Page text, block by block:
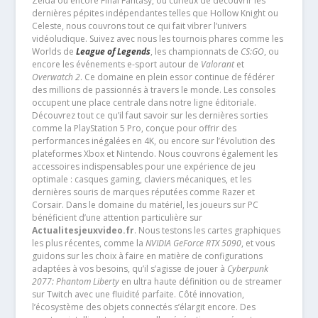
dernières pépites indépendantes telles que Hollow Knight ou
Celeste, nous couvrons tout ce qui fait vibrer l’univers
vidéoludique. Suivez avec nous les tournois phares comme les
Worlds de League of Legends, les championnats de CS:GO, ou
encore les événements e-sport autour de Valorantet
Overwatch 2. Ce domaine en plein essor continue de fédérer
des millions de passionnés à travers le monde. Les consoles
occupent une place centrale dans notre ligne éditoriale.
Découvrez tout ce qu’il faut savoir sur les dernières sorties
comme la PlayStation 5 Pro, conçue pour offrir des
performances inégalées en 4K, ou encore sur l’évolution des
plateformes Xbox et Nintendo. Nous couvrons également les
accessoires indispensables pour une expérience de jeu
optimale : casques gaming, claviers mécaniques, et les
dernières souris de marques réputées comme Razer et
Corsair. Dans le domaine du matériel, les joueurs sur PC
bénéficient d’une attention particulière sur
Actualitesjeuxvideo.fr. Nous testons les cartes graphiques
les plus récentes, comme la NVIDIA GeForce RTX 5090, et vous
guidons sur les choix à faire en matière de configurations
adaptées à vos besoins, qu’il s’agisse de jouer à Cyberpunk
2077: Phantom Libertyen ultra haute définition ou de streamer
sur Twitch avec une fluidité parfaite. Côté innovation,
l’écosystème des objets connectés s’élargit encore. Des